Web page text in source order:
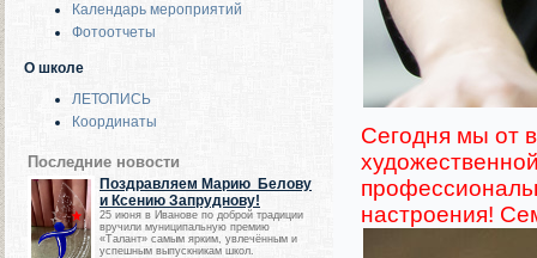
Календарь мероприятий
Фотоотчеты
О школе
ЛЕТОПИСЬ
Координаты
Последние новости
Поздравляем Марию Белову
и Ксению Запруднову!
25 июня в Иванове по доброй традиции
вручили муниципальную премию
«Талант» самым ярким, увлечённым и
успешным выпускникам школ.
Сегодня мы от
настроения!